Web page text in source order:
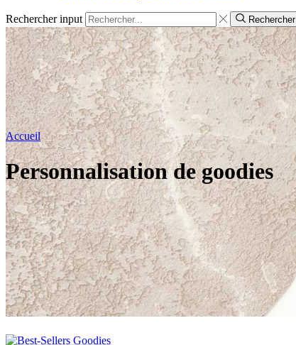
Rechercher input Rechercher
Accueil
Personnalisation de goodies